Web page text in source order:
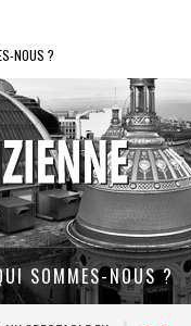
NOUS ?
SOMMES-NOUS ?